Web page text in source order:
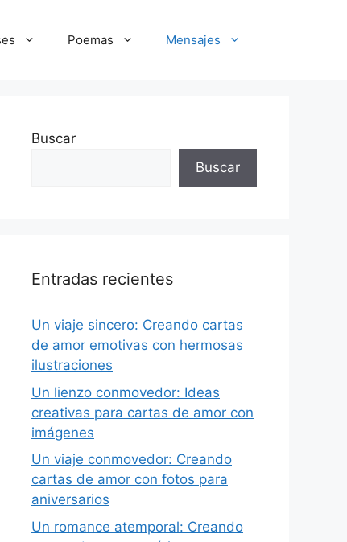
Poemas Mensajes
Buscar
Buscar
Entradas recientes
Un viaje sincero: Creando cartas
de amor emotivas con hermosas
ilustraciones
Un lienzo conmovedor: Ideas
creativas para cartas de amor con
imágenes
Un viaje conmovedor: Creando
cartas de amor con fotos para
aniversarios
Un romance atemporal: Creando